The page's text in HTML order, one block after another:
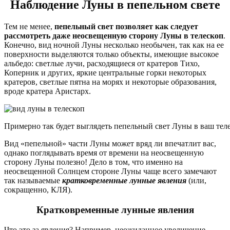
Наблюдение Луны в пепельном свете
Тем не менее, пепельный свет позволяет как следует
рассмотреть даже неосвещенную сторону Луны в телескоп.
Конечно, вид ночной Луны несколько необычен, так как на ее
поверхности выделяются только объекты, имеющие высокое
альбедо: светлые лучи, расходящиеся от кратеров Тихо,
Коперник и других, яркие центральные горки некоторых
кратеров, светлые пятна на морях и некоторые образования,
вроде кратера Аристарх.
Примерно так будет выглядеть пепельный свет Луны в ваш
Вид «пепельной» части Луны может вряд ли впечатлит вас,
однако поглядывать время от времени на неосвещенную
сторону Луны полезно! Дело в том, что именно на
неосвещенной Солнцем стороне Луны чаще всего замечают
так называемые кратковременные лунные явления (или,
сокращенно, КЛЯ).
Кратковременные лунные явления